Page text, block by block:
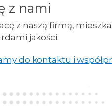
z nami
z naszą firmą,
jakości.
do kontaktu i